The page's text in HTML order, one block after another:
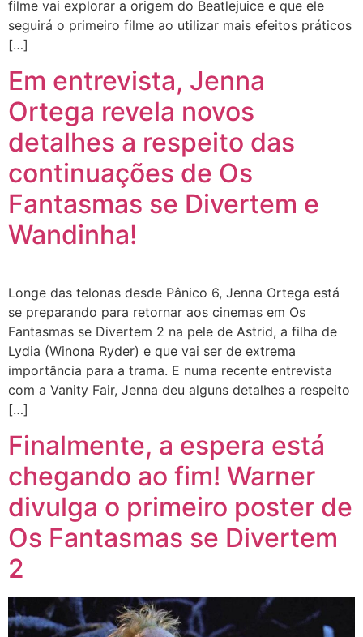
filme vai explorar a origem do Beatlejuice e que ele
seguirá o primeiro filme ao utilizar mais efeitos práticos
[…]
Em entrevista, Jenna
Ortega revela novos
detalhes a respeito das
continuações de Os
Fantasmas se Divertem e
Wandinha!
Longe das telonas desde Pânico 6, Jenna Ortega está
se preparando para retornar aos cinemas em Os
Fantasmas se Divertem 2 na pele de Astrid, a filha de
Lydia (Winona Ryder) e que vai ser de extrema
importância para a trama. E numa recente entrevista
com a Vanity Fair, Jenna deu alguns detalhes a respeito
[…]
Finalmente, a espera está
chegando ao fim! Warner
divulga o primeiro poster de
Os Fantasmas se Divertem
2